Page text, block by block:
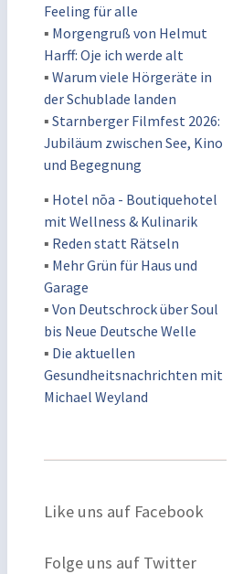
Feeling für alle
▪ Morgengruß von Helmut
Harff: Oje ich werde alt
▪ Warum viele Hörgeräte in
der Schublade landen
▪ Starnberger Filmfest 2026:
Jubiläum zwischen See, Kino
und Begegnung
▪ Hotel nōa - Boutiquehotel
mit Wellness & Kulinarik
▪ Reden statt Rätseln
▪ Mehr Grün für Haus und
Garage
▪ Von Deutschrock über Soul
bis Neue Deutsche Welle
▪ Die aktuellen
Gesundheitsnachrichten mit
Michael Weyland
Like uns auf Facebook
Folge uns auf Twitter